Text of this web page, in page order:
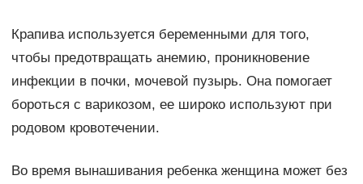
Крапива используется беременными для того,
чтобы предотвращать анемию, проникновение
инфекции в почки, мочевой пузырь. Она помогает
бороться с варикозом, ее широко используют при
родовом кровотечении.
Во время вынашивания ребенка женщина может без